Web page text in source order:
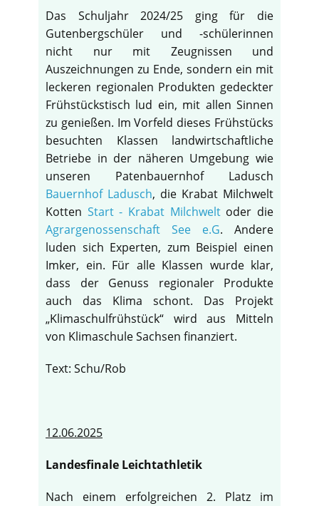
Das Schuljahr 2024/25 ging für die
Gutenbergschüler und -schülerinnen
nicht nur mit Zeugnissen und
Auszeichnungen zu Ende, sondern ein mit
leckeren regionalen Produkten gedeckter
Frühstückstisch lud ein, mit allen Sinnen
zu genießen. Im Vorfeld dieses Frühstücks
besuchten Klassen landwirtschaftliche
Betriebe in der näheren Umgebung wie
unseren Patenbauernhof Ladusch
Bauernhof Ladusch, die Krabat Milchwelt
Kotten Start - Krabat Milchweltoder die
Agrargenossenschaft See e.G. Andere
luden sich Experten, zum Beispiel einen
Imker, ein. Für alle Klassen wurde klar,
dass der Genuss regionaler Produkte
auch das Klima schont. Das Projekt
„Klimaschulfrühstück“ wird aus Mitteln
von Klimaschule Sachsen finanziert.
Text: Schu/Rob
12.06.2025
Landesfinale Leichtathletik
Nach einem erfolgreichen 2. Platz im